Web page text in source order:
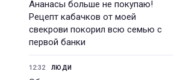
Ананасы больше не покупаю!
Рецепт кабачков от моей
свекрови покорил всю семью с
первой банки
12:32 ЛЮДИ